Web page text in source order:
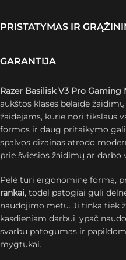
PRISTATYMAS IR
GARANTIJA
Razer Basilisk V3 Pro Gaming
aukštos klasės belaidė
žaidėjams, kurie nori tikslaus
formos ir daug pritaikymo
spalvos dizainas atrodo
prie šviesios žaidimų ar darbo
Pelė turi ergonominę formą,
rankai, todėl patogiai guli
naudojimo metu. Ji tinka tiek
kasdieniam darbui, ypač
svarbu patogumas ir
mygtukai.